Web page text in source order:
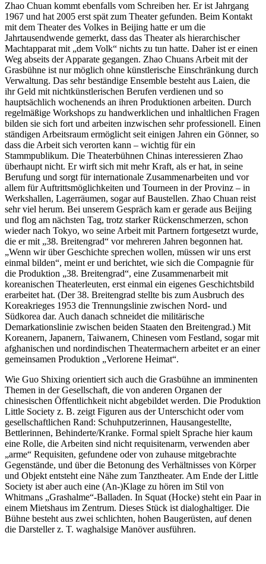
Zhao Chuan kommt ebenfalls vom Schreiben her. Er ist Jahrgang
1967 und hat 2005 erst spät zum Theater gefunden. Beim Kontakt
mit dem Theater des Volkes in Beijing hatte er um die
Jahrtausendwende gemerkt, dass das Theater als hierarchischer
Machtapparat mit „dem Volk“ nichts zu tun hatte. Daher ist er einen
Weg abseits der Apparate gegangen. Zhao Chuans Arbeit mit der
Grasbühne ist nur möglich ohne künstlerische Einschränkung durch
Verwaltung. Das sehr beständige Ensemble besteht aus Laien, die
ihr Geld mit nichtkünstlerischen Berufen verdienen und so
hauptsächlich wochenends an ihren Produktionen arbeiten. Durch
regelmäßige Workshops zu handwerklichen und inhaltlichen Fragen
bilden sie sich fort und arbeiten inzwischen sehr professionell. Einen
ständigen Arbeitsraum ermöglicht seit einigen Jahren ein Gönner, so
dass die Arbeit sich verorten kann – wichtig für ein
Stammpublikum. Die Theaterbühnen Chinas interessieren Zhao
überhaupt nicht. Er wirft sich mit mehr Kraft, als er hat, in seine
Berufung und sorgt für internationale Zusammenarbeiten und vor
allem für Auftrittsmöglichkeiten und Tourneen in der Provinz – in
Werkshallen, Lagerräumen, sogar auf Baustellen. Zhao Chuan reist
sehr viel herum. Bei unserem Gespräch kam er gerade aus Beijing
und flog am nächsten Tag, trotz starker Rückenschmerzen, schon
wieder nach Tokyo, wo seine Arbeit mit Partnern fortgesetzt wurde,
die er mit „38. Breitengrad“ vor mehreren Jahren begonnen hat.
„Wenn wir über Geschichte sprechen wollen, müssen wir uns erst
einmal bilden“, meint er und berichtet, wie sich die Compagnie für
die Produktion „38. Breitengrad“, eine Zusammenarbeit mit
koreanischen Theaterleuten, erst einmal ein eigenes Geschichtsbild
erarbeitet hat. (Der 38. Breitengrad stellte bis zum Ausbruch des
Koreakrieges 1953 die Trennungslinie zwischen Nord- und
Südkorea dar. Auch danach schneidet die militärische
Demarkationslinie zwischen beiden Staaten den Breitengrad.) Mit
Koreanern, Japanern, Taiwanern, Chinesen vom Festland, sogar mit
afghanischen und nordindischen Theatermachern arbeitet er an einer
gemeinsamen Produktion „Verlorene Heimat“.
Wie Guo Shixing orientiert sich auch die Grasbühne an imminenten
Themen in der Gesellschaft, die von anderen Organen der
chinesischen Öffentlichkeit nicht abgebildet werden. Die Produktion
Little Society z. B. zeigt Figuren aus der Unterschicht oder vom
gesellschaftlichen Rand: Schuhputzerinnen, Hausangestellte,
Bettlerinnen, Behinderte/Kranke. Formal spielt Sprache hier kaum
eine Rolle, die Arbeiten sind nicht requisitenarm, verwenden aber
„arme“ Requisiten, gefundene oder von zuhause mitgebrachte
Gegenstände, und über die Betonung des Verhältnisses von Körper
und Objekt entsteht eine Nähe zum Tanztheater. Am Ende der Little
Society ist aber auch eine (An-)Klage zu hören im Stil von
Whitmans „Grashalme“-Balladen. In Squat (Hocke) steht ein Paar in
einem Mietshaus im Zentrum. Dieses Stück ist dialoghaltiger. Die
Bühne besteht aus zwei schlichten, hohen Baugerüsten, auf denen
die Darsteller z. T. waghalsige Manöver ausführen.